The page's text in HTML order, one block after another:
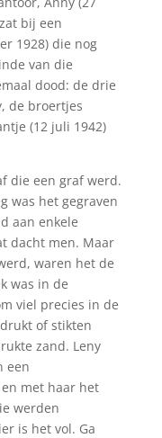
bij een
1928) die nog
van die
dood: de drie
de broertjes
(12 juli 1942)
die een graf werd.
was het gegraven
aan enkele
dacht men. Maar
waren het de
was in de
viel precies in de
of stikten
zand. Leny
een
met haar het
werden
is het vol. Ga